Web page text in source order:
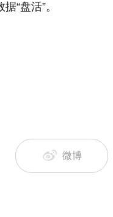
“盘活”。
微博